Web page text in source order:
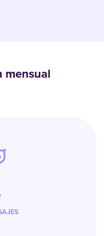
mensual